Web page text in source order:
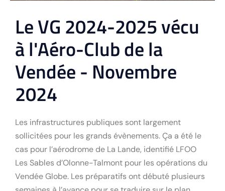
Le VG 2024-2025 vécu
à l'Aéro-Club de la
Vendée - Novembre
2024
Les infrastructures publiques sont largement
sollicitées pour les grands évènements. Ça a été le
cas pour l’aérodrome de La Lande, identifié LFOO
Les Sables d’Olonne-Talmont pour les opérations du
Vendée Globe. Les préparatifs ont débuté plusieurs